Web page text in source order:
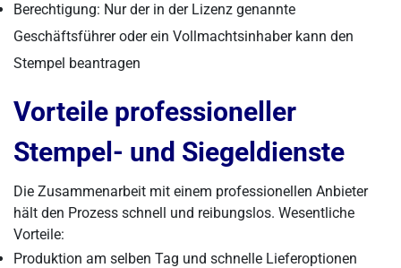
Berechtigung: Nur der in der Lizenz genannte
Geschäftsführer oder ein Vollmachtsinhaber kann den
Stempel beantragen
Vorteile professioneller
Stempel- und Siegeldienste
Die Zusammenarbeit mit einem professionellen Anbieter
hält den Prozess schnell und reibungslos. Wesentliche
Vorteile:
Produktion am selben Tag und schnelle Lieferoptionen